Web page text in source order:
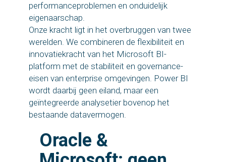
performanceproblemen en onduidelijk
eigenaarschap.
Onze kracht ligt in het overbruggen van twee
werelden. We combineren de flexibiliteit en
innovatiekracht van het Microsoft BI-
platform met de stabiliteit en governance-
eisen van enterprise omgevingen. Power BI
wordt daarbij geen eiland, maar een
geïntegreerde analysetier bovenop het
bestaande datavermogen.
Oracle &